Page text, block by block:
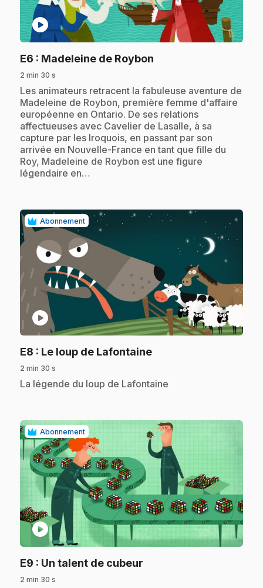
play_circle
E6 : Madeleine de Roybon
2 min 30 s
.Les animateurs retracent la fabuleuse aventure de
Madeleine de Roybon, première femme d'affaire
européenne en Ontario. De ses relations
affectueuses avec Cavelier de Lasalle, à sa
capture par les Iroquois, en passant par son
arrivée en Nouvelle-France en tant que fille du
Roy, Madeleine de Roybon est une figure
légendaire en…
Abonnement
play_circle
E8 : Le loup de Lafontaine.
2 min 30 s
.La légende du loup de Lafontaine
Abonnement
play_circle
E9 : Un talent de cubeur
2 min 30 s